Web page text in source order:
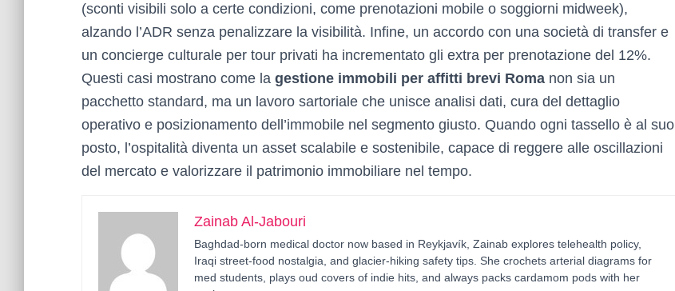
(sconti visibili solo a certe condizioni, come prenotazioni mobile o soggiorni midweek),
alzando l’ADR senza penalizzare la visibilità. Infine, un accordo con una società di transfer e
un concierge culturale per tour privati ha incrementato gli extra per prenotazione del 12%.
Questi casi mostrano come la gestione immobili per affitti brevi Roma non sia un
pacchetto standard, ma un lavoro sartoriale che unisce analisi dati, cura del dettaglio
operativo e posizionamento dell’immobile nel segmento giusto. Quando ogni tassello è al suo
posto, l’ospitalità diventa un asset scalabile e sostenibile, capace di reggere alle oscillazioni
del mercato e valorizzare il patrimonio immobiliare nel tempo.
Zainab Al-Jabouri
Baghdad-born medical doctor now based in Reykjavík, Zainab explores telehealth policy,
Iraqi street-food nostalgia, and glacier-hiking safety tips. She crochets arterial diagrams for
med students, plays oud covers of indie hits, and always packs cardamom pods with her